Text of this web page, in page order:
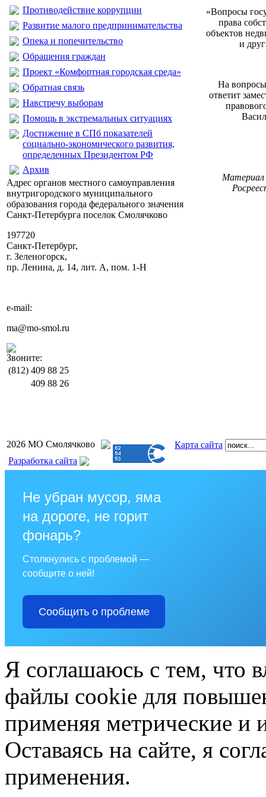
Противодействие коррупции
Развитие малого предпринимательства
Опека и попечительство
Обращения граждан
Проект «Комфортная городская среда»
Обратная связь
Навстречу выборам
Помощь в экстремальных ситуациях
Достижение в СПб показателей
социально-экономического развития,
определенных Президентом РФ
Архив
Адрес органов местного самоуправления
внутригородского муниципального
образования города федерального значения
Санкт-Петербурга поселок Смолячково
197720
Санкт-Петербург,
г. Зеленогорск,
пр. Ленина, д. 14, лит. А, пом. 1-Н
e-mail:
ma@mo-smol.ru
Звоните:
(812) 409 88 25
409 88 26
«Вопросы
права
объектов
и
На
ответит
Материал
2026 МО Смолячково
Карта сайта
Разработка сайта
Не убран мусор, яма
на дороге, не горит
фонарь?
Столкнулись с проблемой —
сообщите о ней!
Сообщить о проблеме
Я соглашаюсь с тем, что
файлы cookie для
применяя метрические и
Оставаясь на сайте, я
применения.